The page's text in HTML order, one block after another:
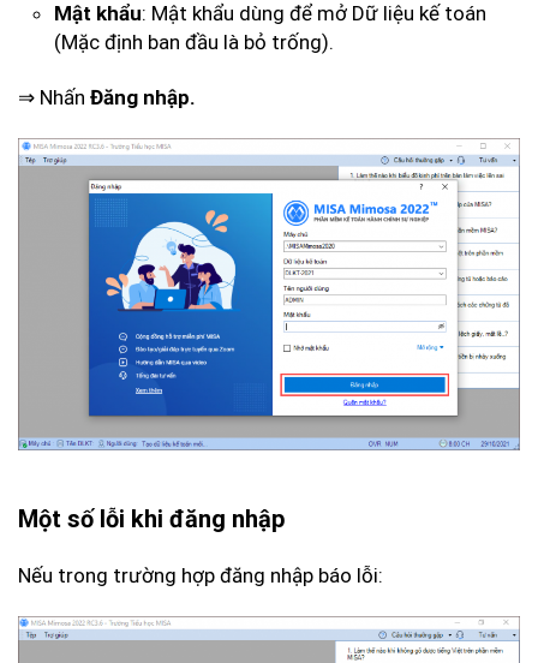
Mật khẩu: Mật khẩu dùng để mở Dữ liệu kế toán
(Mặc định ban đầu là bỏ trống).
⇒ Nhấn Đăng nhập.
Một số lỗi khi đăng nhập
Nếu trong trường hợp đăng nhập báo lỗi: